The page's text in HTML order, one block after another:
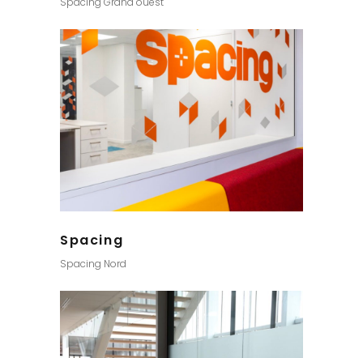
Spacing
Spacing Nord